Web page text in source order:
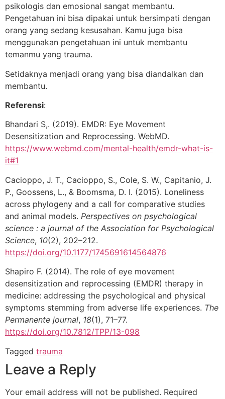
psikologis dan emosional sangat membantu.
Pengetahuan ini bisa dipakai untuk bersimpati dengan
orang yang sedang kesusahan. Kamu juga bisa
menggunakan pengetahuan ini untuk membantu
temanmu yang trauma.
Setidaknya menjadi orang yang bisa diandalkan dan
membantu.
Referensi:
Bhandari S,. (2019). EMDR: Eye Movement
Desensitization and Reprocessing. WebMD.
https://www.webmd.com/mental-health/emdr-what-is-
it#1
Cacioppo, J. T., Cacioppo, S., Cole, S. W., Capitanio, J.
P., Goossens, L., & Boomsma, D. I. (2015). Loneliness
across phylogeny and a call for comparative studies
and animal models. Perspectives on psychological
science : a journal of the Association for Psychological
Science, 10(2), 202–212.
https://doi.org/10.1177/1745691614564876
Shapiro F. (2014). The role of eye movement
desensitization and reprocessing (EMDR) therapy in
medicine: addressing the psychological and physical
symptoms stemming from adverse life experiences. The
Permanente journal, 18(1), 71–77.
https://doi.org/10.7812/TPP/13-098
Tagged trauma
Leave a Reply
Your email address will not be published. Required